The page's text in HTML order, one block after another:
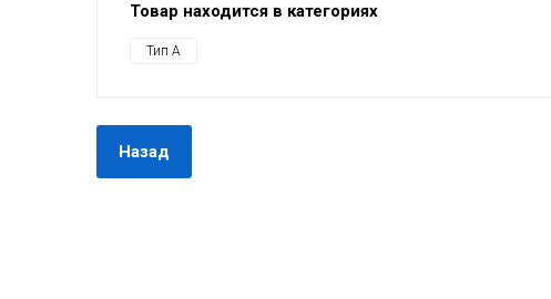
Товар находится в категориях
Тип А
Назад